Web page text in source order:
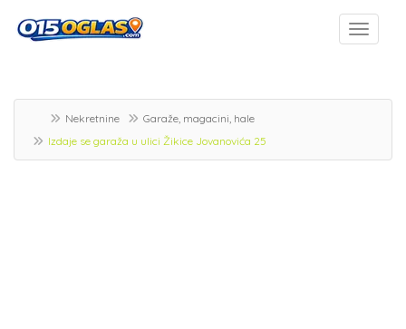
Nekretnine
Garaže, magacini, hale
Izdaje se garaža u ulici Žikice Jovanovića 25